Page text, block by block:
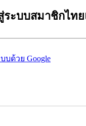
ระบบสมาชิกไท
บด้วย Google